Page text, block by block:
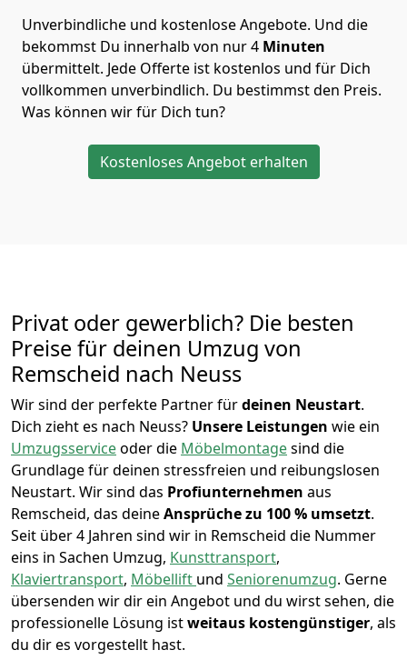
Unverbindliche und kostenlose Angebote. Und die
bekommst Du innerhalb von nur4 Minuten
übermittelt. Jede Offerte ist kostenlos und für Dich
vollkommen unverbindlich. Du bestimmst den Preis.
Was können wir für Dich tun?
Kostenloses Angebot erhalten
Privat oder gewerblich? Die besten
Preise für deinen Umzug von
Remscheid nach Neuss
Wir sind der perfekte Partner fürdeinen Neustart.
Dich zieht es nach Neuss? Unsere Leistungen wie ein
Umzugsserviceoder die Möbelmontagesind die
Grundlage für deinen stressfreien und reibungslosen
Neustart. Wir sind das Profiunternehmen aus
Remscheid, das deineAnsprüche zu 100 % umsetzt.
Seit über 4 Jahren sind wir in Remscheid die Nummer
eins in Sachen Umzug, Kunsttransport,
Klaviertransport, Möbellift und Seniorenumzug. Gerne
übersenden wir dir ein Angebot und du wirst sehen, die
professionelle Lösung istweitaus kostengünstiger, als
du dir es vorgestellt hast.